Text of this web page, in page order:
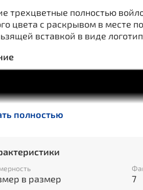
трехцветные полностью
цвета с раскрывом в месте
вставкой в виде
полностью
в размер 7